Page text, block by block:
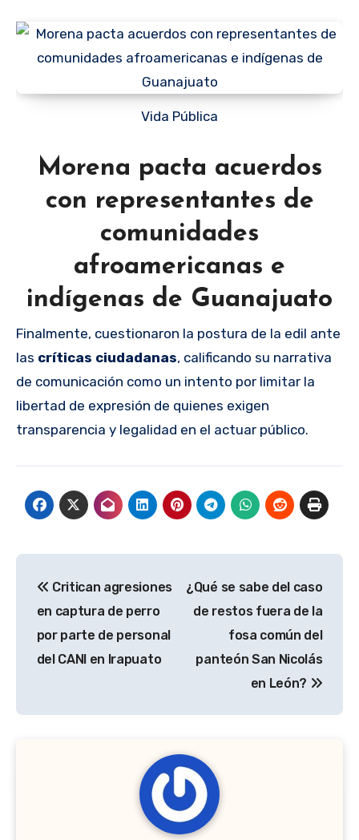
Vida Pública
Morena pacta acuerdos
con representantes de
comunidades
afroamericanas e
indígenas de Guanajuato
Finalmente, cuestionaron la postura de la edil ante
las críticas ciudadanas, calificando su narrativa
de comunicación como un intento por limitar la
libertad de expresión de quienes exigen
transparencia y legalidad en el actuar público.
de
entradas
Critican agresiones
en captura de perro
por parte de personal
del CANI en Irapuato
¿Qué se sabe del caso
de restos fuera de la
fosa común del
panteón San Nicolás
en León?